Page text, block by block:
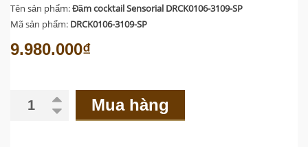
Tên sản phẩm:Đầm cocktail Sensorial DRCK0106-3109-SP
Mã sản phẩm: DRCK0106-3109-SP
9.980.000₫
Mua hàng